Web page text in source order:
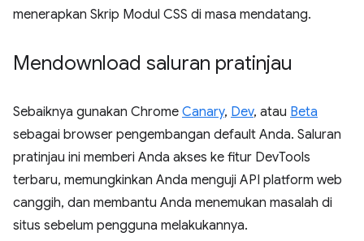
menerapkan Skrip Modul CSS di masa mendatang.
Mendownload saluran pratinjau
Sebaiknya gunakan Chrome Canary, Dev, atau Beta
sebagai browser pengembangan default Anda. Saluran
pratinjau ini memberi Anda akses ke fitur DevTools
terbaru, memungkinkan Anda menguji API platform web
canggih, dan membantu Anda menemukan masalah di
situs sebelum pengguna melakukannya.